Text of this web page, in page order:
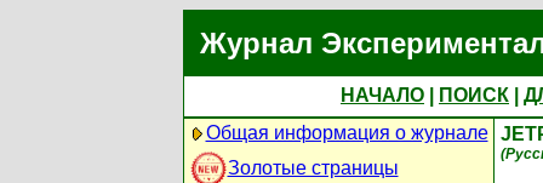
Журнал
НАЧАЛО ПОИСК
Общая информация о журнале
Золотые страницы